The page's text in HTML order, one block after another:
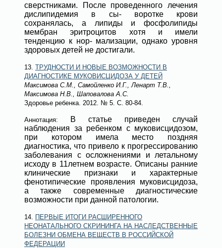
сверстниками. После проведенного лечения
дислипидемия в сы- воротке крови
сохранялась, а липиды и фосфолипиды
мембран эритроцитов хотя и имели
тенденцию к нор- мализации, однако уровня
здоровых детей не достигали.
13. ТРУДНОСТИ И НОВЫЕ ВОЗМОЖНОСТИ В
ДИАГНОСТИКЕ МУКОВИСЦИДОЗА У ДЕТЕЙ
Максимова С.М., Самойленко И.Г., Ленарт Т.В.,
Максимова Н.В., Шаповалова А.С.
Здоровье ребенка . 2012. № 5 . С. 80-84.
Аннотация:
В статье приведен случай
наблюдения за ребенком с муковисцидозом,
при котором имела место поздняя
диагностика, что привело к прогрессированию
заболевания с осложнениями и летальному
исходу в 11летнем возрасте. Описаны ранние
клинические признаки и характерные
фенотипические проявления муковисцидоза,
а также современные диагностические
возможности при данной патологии.
14. ПЕРВЫЕ ИТОГИ РАСШИРЕННОГО
НЕОНАТАЛЬНОГО СКРИНИНГА НА НАСЛЕДСТВЕННЫЕ
БОЛЕЗНИ ОБМЕНА ВЕЩЕСТВ В РОССИЙСКОЙ
ФЕДЕРАЦИИ